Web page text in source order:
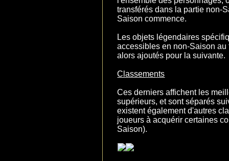
transférés dans la partie non-
Saison commence.
Les objets légendaires
accessibles en non-Saison
alors ajoutés pour la suivante.
Classements
Ces derniers affichent les
supérieurs, et sont séparés
existent également d'autres
joueurs à acquérir certaines
Saison).